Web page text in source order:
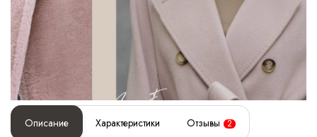
Описание Характеристики Отзывы 2